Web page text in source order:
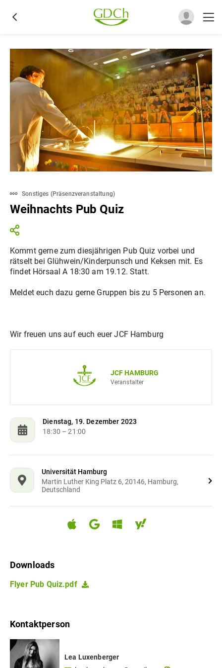
Sonstiges (Präsenzveranstaltung)
Weihnachts Pub Quiz
Kommt gerne zum diesjährigen Pub Quiz vorbei und
rätselt bei Glühwein/Kinderpunsch und Keksen mit. Es
findet Hörsaal A 18:30 am 19.12. Statt.
Meldet euch dazu gerne Gruppen bis zu 5 Personen an.
Wir freuen uns auf euch euer JCF Hamburg
Veranstalter
JCF HAMBURG
Dienstag, 19. Dezember 2023
18:30 – 21:00
Universität Hamburg
Martin Luther King Platz 6, 20146, Hamburg,
Deutschland
Downloads
Flyer Pub Quiz.pdf
Kontaktperson
Lea Luxenberger